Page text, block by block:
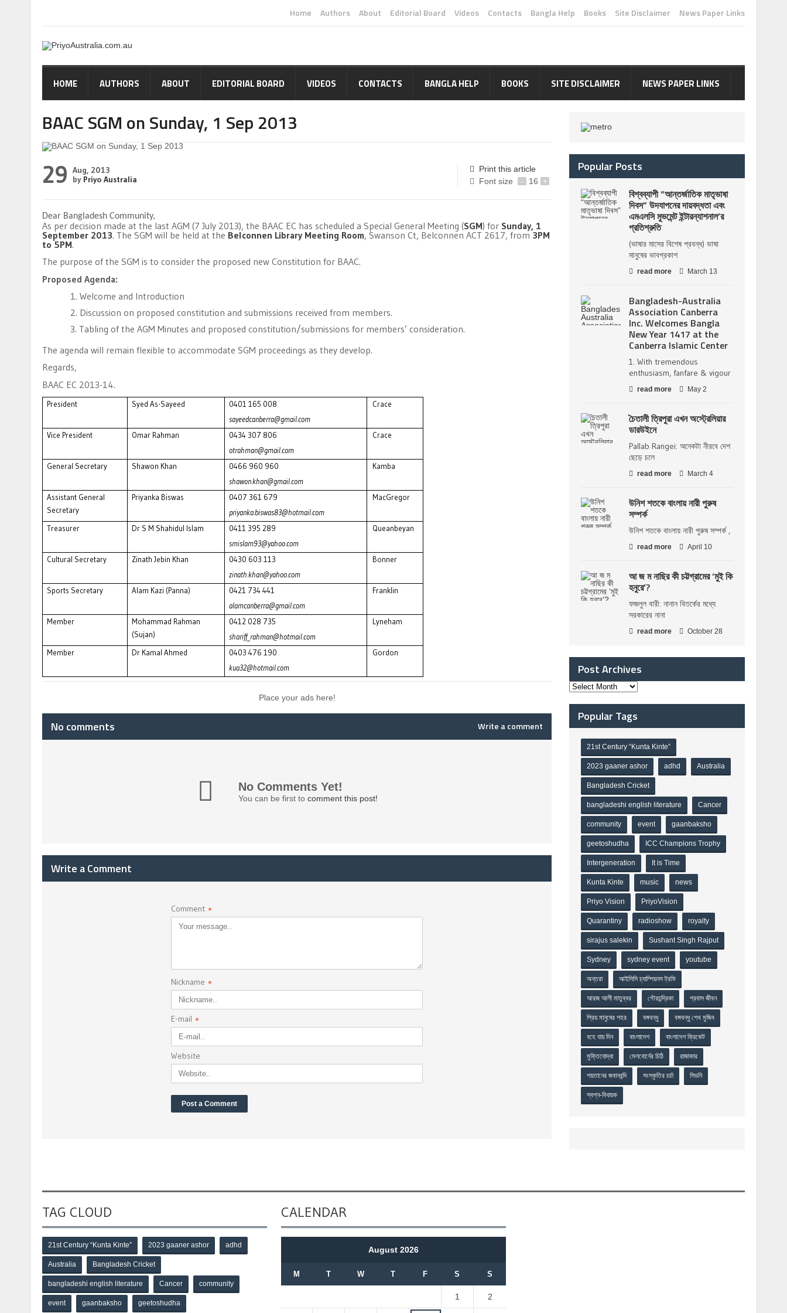
Home Authors About Editorial Board Videos Contacts Bangla Help Books Site Disclaimer News Paper Links
HOME AUTHORS ABOUT EDITORIAL BOARD VIDEOS CONTACTS BANGLA HELP BOOKS SITE DISCLAIMER NEWS PAPER LINKS
BAAC SGM on Sunday, 1 Sep 2013
29 Aug, 2013
by Priyo Australia
Print this article
Font size
- 16 +
Dear Bangladesh Community,
As per decision made at the last AGM (7 July 2013), the BAAC EC has scheduled a Special General Meeting (SGM) for Sunday, 1
September 2013. The SGM will be held at the Belconnen Library Meeting Room, Swanson Ct, Belconnen ACT 2617, from 3PM
to 5PM.
The purpose of the SGM is to consider the proposed new Constitution for BAAC.
Proposed Agenda:
1. Welcome and Introduction
2. Discussion on proposed constitution and submissions received from members.
3. Tabling of the AGM Minutes and proposed constitution/submissions for members’ consideration.
The agenda will remain flexible to accommodate SGM proceedings as they develop.
Regards,
BAAC EC 2013-14.
President Syed As-Sayeed
0401 165 008
sayeedcanberra@gmail.com
Crace
Vice President Omar Rahman
0434 307 806
otrahman@gmail.com
Crace
General Secretary Shawon Khan
0466 960 960
shawon.khan@gmail.com
Kamba
Assistant General
Secretary
Priyanka Biswas
0407 361 679
priyanka.biswas83@hotmail.com
MacGregor
Treasurer Dr S M Shahidul Islam
0411 395 289
smislam93@yahoo.com
Queanbeyan
Cultural Secretary Zinath Jebin Khan
0430 603 113
zinath.khan@yahoo.com
Bonner
Sports Secretary Alam Kazi (Panna)
0421 734 441
alamcanberra@gmail.com
Franklin
Member
Mohammad Rahman
(Sujan)
0412 028 735
shariff_rahman@hotmail.com
Lyneham
Member Dr Kamal Ahmed
0403 476 190
kua32@hotmail.com
Gordon
Place your ads here!
No comments Write a comment
No Comments Yet!
You can be first to comment this post!
Write a Comment
Comment *
Nickname *
E-mail *
Website
Popular Posts
বিশ্বব্যাপী “আন্তর্জাতিক মাতৃভাষা
দিবস” উদযাপনের দায়বদ্ধতা এবং
এমএলসি মুভমেন্ট ইন্টারন্যাশনাল’র
প্রতিশ্রুতি
(ভাষার মাসের বিশেষ প্রবন্ধ) ভাষা
মানুষের ভাবপ্রকাশ
read more March 13
Bangladesh-Australia
Association Canberra
Inc. Welcomes Bangla
New Year 1417 at the
Canberra Islamic Center
1. With tremendous
enthusiasm, fanfare & vigour
read more May 2
চৈতালী ত্রিপুরা এখন অস্ট্রেলিয়ার
ডারউইনে
Pallab Rangei: অনেকটা নীরবে দেশ
ছেড়ে চলে
read more March 4
উনিশ শতকে বাংলায় নারী পুরুষ
সম্পর্ক
উনিশ শতকে বাংলায় নারী পুরুষ সম্পর্ক ,
read more April 10
আ জ ম নাছির কী চট্টগ্রামের ‘মুই কি
হনুরে’?
ফজলুল বারী: নানান বিতর্কের মধ্যে
সরকারের নানা
read more October 28
Post Archives
Popular Tags
21st Century “Kunta Kinte”
2023 gaaner ashor adhd Australia
Bangladesh Cricket
bangladeshi english literature Cancer
community event gaanbaksho
geetoshudha ICC Champions Trophy
Intergeneration It is Time
Kunta Kinte music news
Priyo Vision PriyoVision
Quarantiny radioshow royalty
sirajus salekin Sushant Singh Rajput
Sydney sydney event youtube
অন্তরা আইসিসি চ্যাম্পিয়নস ট্রফি
আরজ আলী মাতুব্বর গৌরচন্দ্রিকা প্রবাস জীবন
প্রিয় মানুষের শহর বঙ্গবন্ধু বঙ্গবন্ধু শেখ মুজিব
বহে যায় দিন বাংলাদেশ বাংলাদেশ ক্রিকেট
মুক্তিযোদ্ধা মেলবোর্নের চিঠি রাজাকার
শয়তানের জবানবন্দি সংস্কৃতির চর্চা সিডনি
স্বপ্ন-বিধায়ক
TAG CLOUD
21st Century “Kunta Kinte” 2023 gaaner ashor adhd
Australia Bangladesh Cricket
bangladeshi english literature Cancer community
event gaanbaksho geetoshudha
CALENDAR
August 2026
M T W T F S S
1 2